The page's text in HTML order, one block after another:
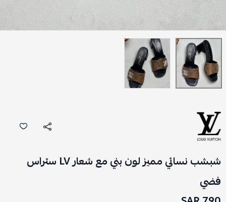
شبشب نسائي مميز لون بني مع شعار LV ستراس
فضي